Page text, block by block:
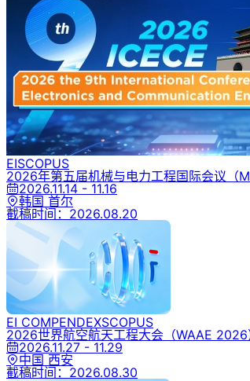
EISCOPUS
2026年第五届机械与电力工程国际会议 （
2026.11.14 - 11.16
韩国 首尔
截稿时间： 2026.08.20
EI COMPENDEXSCOPUS
2026世界航空航天工程大会 （WAAE 2026
2026.11.27 - 11.29
中国 西安
截稿时间： 2026.08.30